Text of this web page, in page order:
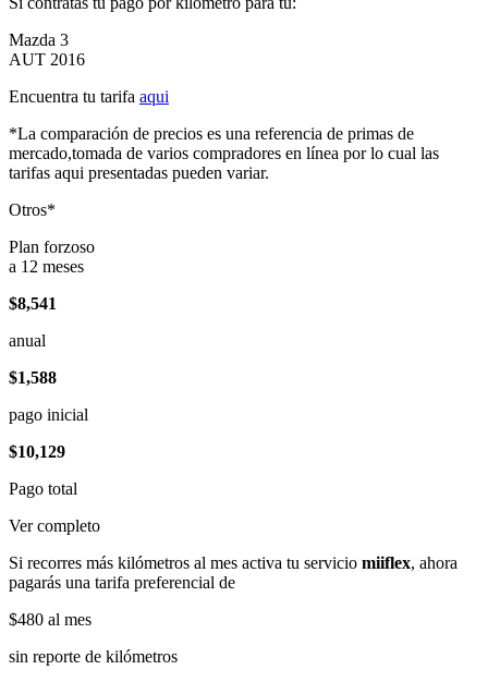
Mazda 3
AUT 2016
Encuentra tu tarifa aqui
*La comparación de precios es una referencia de primas de
mercado,tomada de varios compradores en línea por lo cual las
tarifas aqui presentadas pueden variar.
Otros*
Plan forzoso
a 12 meses
$8,541
anual
$1,588
pago inicial
$10,129
Pago total
Ver completo
Si recorres más kilómetros al mes activa tu servicio miiflex, ahora
pagarás una tarifa preferencial de
$480 al mes
sin reporte de kilómetros